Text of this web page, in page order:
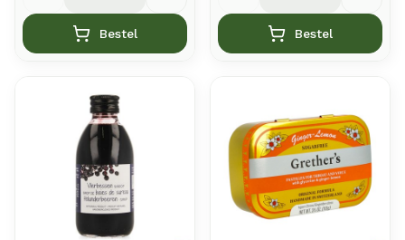
Bestel Bestel